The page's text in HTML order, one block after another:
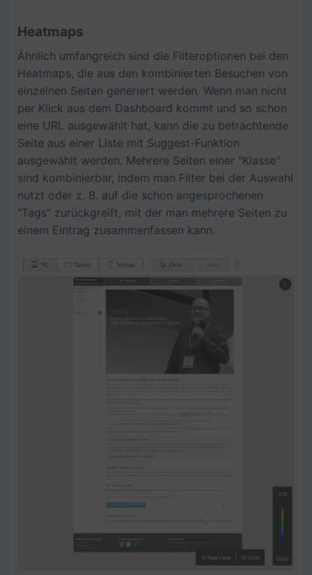
Heatmaps
Ähnlich umfangreich sind die Filteroptionen bei den
Heatmaps, die aus den kombinierten Besuchen von
einzelnen Seiten generiert werden. Wenn man nicht
per Klick aus dem Dashboard kommt und so schon
eine URL ausgewählt hat, kann die zu betrachtende
Seite aus einer Liste mit Suggest-Funktion
ausgewählt werden. Mehrere Seiten einer "Klasse"
sind kombinierbar, indem man Filter bei der Auswahl
nutzt oder z. B. auf die schon angesprochenen
"Tags" zurückgreift, mit der man mehrere Seiten zu
einem Eintrag zusammenfassen kann.